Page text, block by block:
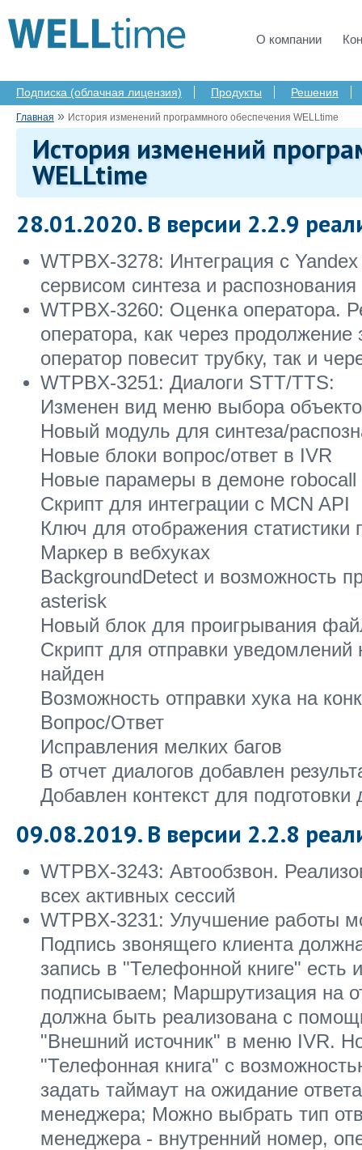
О компании
Подписка (облачная лицензия) Продукты Решения
Главная » История изменений программного обеспечения WELLtime
История изменений
WELLtime
28.01.2020. В версии 2.2.9
WTPBX-3278: Интеграция с
сервисом синтеза и
WTPBX-3260: Оценка оператора.
оператора, как через продолжение
оператор повесит трубку, так и
WTPBX-3251: Диалоги STT/TTS:
Изменен вид меню выбора
Новый модуль для синтеза/
Новые блоки вопрос/ответ в IVR
Новые парамеры в демоне robocall
Скрипт для интеграции с MCN API
Ключ для отображения статистики
Маркер в вебхуках
BackgroundDetect и возможность
asterisk
Новый блок для проигрывания
Скрипт для отправки
найден
Возможность отправки хука на
Вопрос/Ответ
Исправления мелких багов
В отчет диалогов добавлен
Добавлен контекст для
09.08.2019. В версии 2.2.8
WTPBX-3243: Автообзвон.
всех активных сессий
WTPBX-3231: Улучшение работы
Подпись звонящего клиента
запись в "Телефонной книге" есть
подписываем; Маршрутизация на
должна быть реализована с
"Внешний источник" в меню IVR.
"Телефонная книга" с
задать таймаут на ожидание
менеджера; Можно выбрать тип
менеджера - внутренний номер,